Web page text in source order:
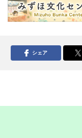
シェア